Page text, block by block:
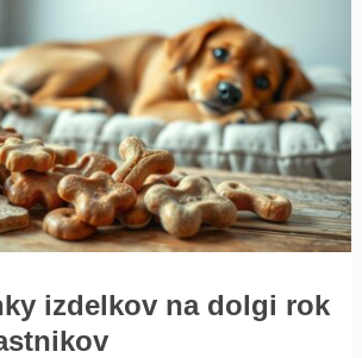
izdelkov na dolgi rok